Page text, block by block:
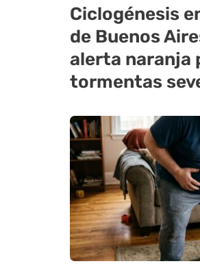
Ciclogénesis
de Buenos
alerta naranja
tormentas